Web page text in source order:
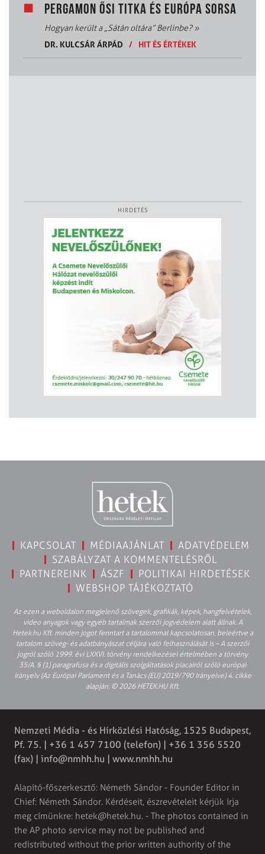
PERGAMON ŐSI TITKA ÉS EURÓPA SORSA
Hogyan került a „Sátán oltára” Berlinbe?»
DR. KULCSÁR ÁRPÁD
/ HIT ÉS ÉRTÉKEK
HIRDETÉS
KAPCSOLAT MÉDIAAJÁNLAT
ADATVÉDELEM
SZABÁLYZAT A KOMMENTELÉSRŐL
PARTNEREINK
ÁSZF
POLITIKAI HIRDETÉSEK
WEBSHOP TÁJÉKOZTATÓ
Az ezen a weboldalon megjelenő szövegek, grafikák, képek, hangfelvételek,
video anyagok vagy egyéb tartalmak szerzői jogvédelem alatt állnak. A
Hetek.hu Kft. minden jogot fenntart a tartalommal kapcsolatosan, beleértve a
tartalom szöveg- és adatbányászat céljára való felhasználását is – A szerzői
jogról szóló 1999. évi LXXVI. törvény rendelkezései értelmében a törvény
35/A. § (1) paragrafusa és a digitális szolgáltatások piacairól szóló európai
irányelv (Az Európai Parlament és a Tanács (EU) 2019/790 Irányelve) 4. cikke
alapján. © 2026 HETEK.HU Kft.
Nemzeti Média - és Hírközlési Hatóság, 1525 Budapest,
Pf. 75. | +36 1 457 7100 (telefon) | +36 1 356 5520
(fax) | info@nmhh.hu | www.nmhh.hu
Alapító-főszerkesztő: Németh Sándor - Founder Editor in
Chief: Németh Sándor. Kérdéseit, észrevételeit kérjük írja
meg címünkre: hetek@hetek.hu. - The photos contained in
the AP photo service may not be published and
redistributed without the prior written authority of the